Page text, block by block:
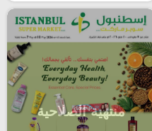
منتهية الصلاحية